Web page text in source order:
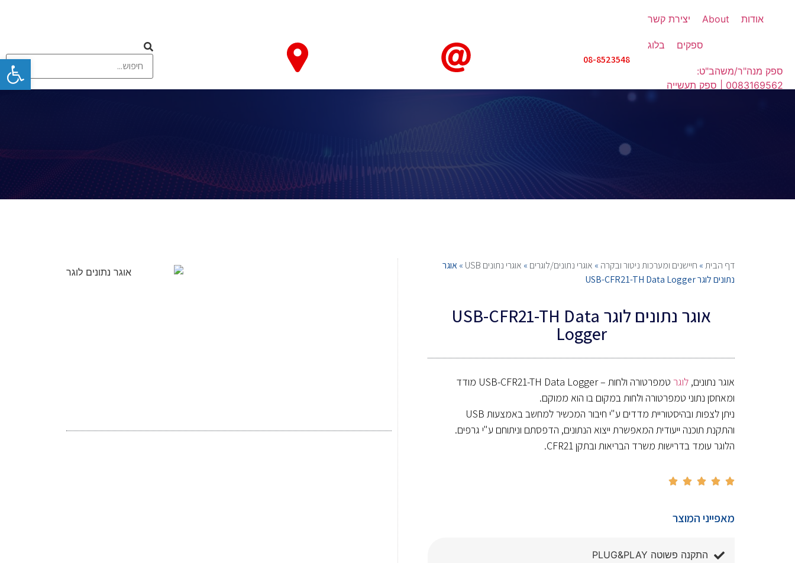
אודות About יצירת קשר
ספקים בלוג
ספק מנה"ר/משהב"ט:
0083169562 | ספק תעשייה
08-8523548
חיישנים ומערכות ניטור ובקרה תקשורת אלחוטית וסלולרית
דף הבית» חיישנים ומערכות ניטור ובקרה » אוגרי נתונים/לוגרים » אוגרי נתונים USB »אוגר
נתונים לוגר USB-CFR21-TH Data Logger
אוגר נתונים לוגר USB-CFR21-TH Data
Logger
אוגר נתונים, לוגר
טמפרטורה ולחות – USB-CFR21-TH Data Logger מודד
ומאחסן נתוני טמפרטורה ולחות במקום בו הוא ממוקם.
ניתן לצפות ובהיסטוריית מדדים ע"י חיבור המכשיר למחשב באמצעות USB
והתקנת תוכנה ייעודית המאפשרת ייצוא הנתונים, הדפסתם וניתוחם ע"י גרפים.
הלוגר עומד בדרישות משרד הבריאות ובתקן CFR21.





מאפייני המוצר
התקנה פשוטה PLUG&PLAY